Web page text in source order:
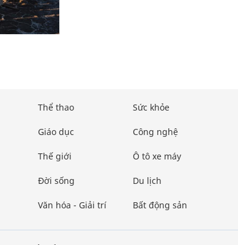
Thể thao
Giáo dục
Thế giới
Đời sống
Văn hóa - Giải trí
Sức khỏe
Công nghệ
Ô tô xe máy
Du lịch
Bất động sản